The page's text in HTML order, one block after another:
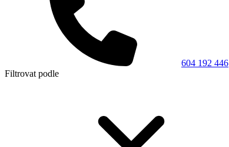
604 192 446
Filtrovat podle